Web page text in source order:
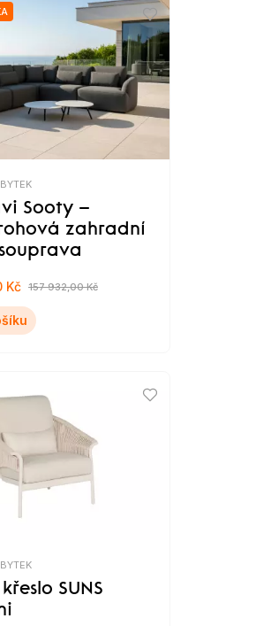
Sooty –
zahradní
Kč 157 932,00 Kč
SUNS